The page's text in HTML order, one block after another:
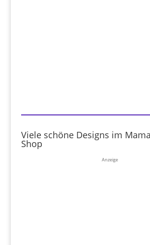
Viele schöne Designs im
Shop
Anzeige